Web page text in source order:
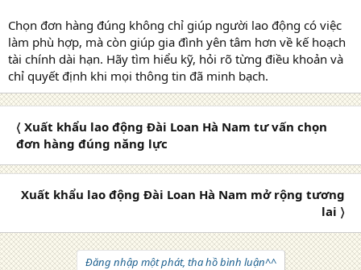
Chọn đơn hàng đúng không chỉ giúp người lao động có việc
làm phù hợp, mà còn giúp gia đình yên tâm hơn về kế hoạch
tài chính dài hạn. Hãy tìm hiểu kỹ, hỏi rõ từng điều khoản và
chỉ quyết định khi mọi thông tin đã minh bạch.
〈 Xuất khẩu lao động Đài Loan Hà Nam tư vấn chọn
đơn hàng đúng năng lực
Xuất khẩu lao động Đài Loan Hà Nam mở rộng tương
lai 〉
Đăng nhập một phát, tha hồ bình luận^^